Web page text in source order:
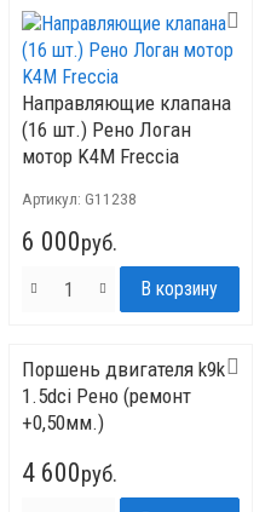
Направляющие клапана
(16 шт.) Рено Логан
мотор K4M Freccia
Артикул: G11238
6 000руб.
Поршень двигателя k9k
1.5dci Рено (ремонт
+0,50мм.)
4 600руб.